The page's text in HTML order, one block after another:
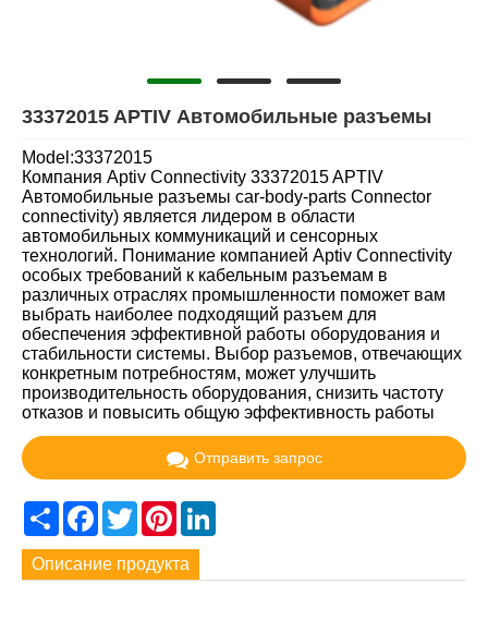
33372015 APTIV Автомобильные разъемы
Model:33372015
Компания Aptiv Connectivity 33372015 APTIV
Автомобильные разъемы car-body-parts Connector
connectivity) является лидером в области
автомобильных коммуникаций и сенсорных
технологий. Понимание компанией Aptiv Connectivity
особых требований к кабельным разъемам в
различных отраслях промышленности поможет вам
выбрать наиболее подходящий разъем для
обеспечения эффективной работы оборудования и
стабильности системы. Выбор разъемов, отвечающих
конкретным потребностям, может улучшить
производительность оборудования, снизить частоту
отказов и повысить общую эффективность работы
Отправить запрос
ShareFacebook
TwitterPinterest
Описание продукта